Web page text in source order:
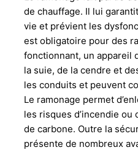
de chauffage. Il lui
vie et prévient les
est obligatoire pour des
fonctionnant, un appareil
la suie, de la cendre et
les conduits et peuvent
Le ramonage permet
les risques d’incendie ou
de carbone. Outre la
présente de nombreux